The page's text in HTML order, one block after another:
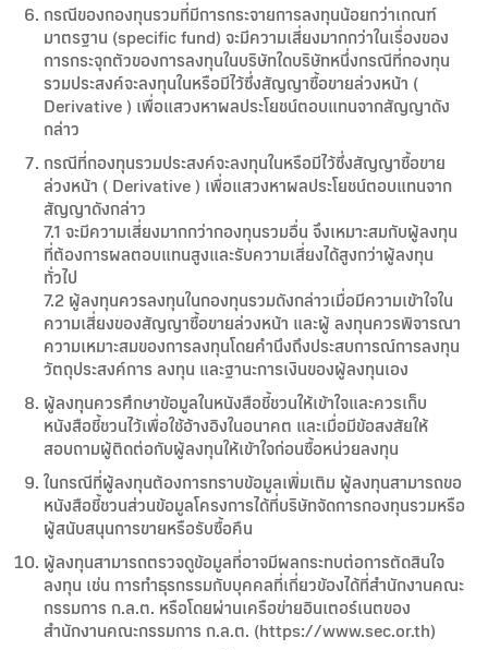
กรณีของกองทุนรวมที่มีการกระจายการลงทุนน้อยกว่าเกณฑ์
มาตรฐาน (specific fund) จะมีความเสี่ยงมากกว่าในเรื่องของ
การกระจุกตัวของการลงทุนในบริษัทใดบริษัทหนึ่งกรณีที่กองทุน
รวมประสงค์จะลงทุนในหรือมีไว้ซึ่งสัญญาซื้อขายล่วงหน้า (
Derivative ) เพื่อแสวงหาผลประโยชน์ตอบแทนจากสัญญาดัง
กล่าว
กรณีที่กองทุนรวมประสงค์จะลงทุนในหรือมีไว้ซึ่งสัญญาซื้อขาย
ล่วงหน้า ( Derivative ) เพื่อแสวงหาผลประโยชน์ตอบแทนจาก
สัญญาดังกล่าว
7.1 จะมีความเสี่ยงมากกว่ากองทุนรวมอื่น จึงเหมาะสมกับผู้ลงทุน
ที่ต้องการผลตอบแทนสูงและรับความเสี่ยงได้สูงกว่าผู้ลงทุน
ทั่วไป
7.2 ผู้ลงทุนควรลงทุนในกองทุนรวมดังกล่าวเมื่อมีความเข้าใจใน
ความเสี่ยงของสัญญาซื้อขายล่วงหน้า และผู้ ลงทุนควรพิจารณา
ความเหมาะสมของการลงทุนโดยคำนึงถึงประสบการณ์การลงทุน
วัตถุประสงค์การ ลงทุน และฐานะการเงินของผู้ลงทุนเอง
ผู้ลงทุนควรศึกษาข้อมูลในหนังสือชี้ชวนให้เข้าใจและควรเก็บ
หนังสือชี้ชวนไว้เพื่อใช้อ้างอิงในอนาคต และเมื่อมีข้อสงสัยให้
สอบถามผู้ติดต่อกับผู้ลงทุนให้เข้าใจก่อนซื้อหน่วยลงทุน
ในกรณีที่ผู้ลงทุนต้องการทราบข้อมูลเพิ่มเติม ผู้ลงทุนสามารถขอ
หนังสือชี้ชวนส่วนข้อมูลโครงการได้ที่บริษัทจัดการกองทุนรวมหรือ
ผู้สนับสนุนการขายหรือรับซื้อคืน
ผู้ลงทุนสามารถตรวจดูข้อมูลที่อาจมีผลกระทบต่อการตัดสินใจ
ลงทุน เช่น การทำธุรกรรมกับบุคคลที่เกี่ยวข้องได้ที่สำนักงานคณะ
กรรมการ ก.ล.ต. หรือโดยผ่านเครือข่ายอินเตอร์เนตของ
สำนักงานคณะกรรมการ ก.ล.ต. (https://www.sec.or.th)